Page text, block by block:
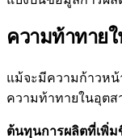
ความท้าทาย
แม้จะมีความก้าวหน้
ความท้าทายในอุตส
ต้นทุนการผลิตที่เพิ่